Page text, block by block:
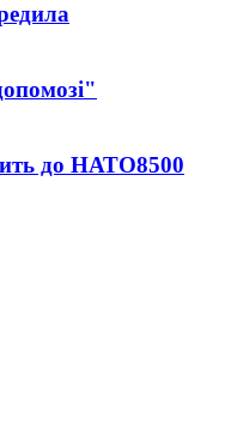
до НАТО8500